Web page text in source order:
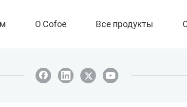
О Cofoe Все продукты